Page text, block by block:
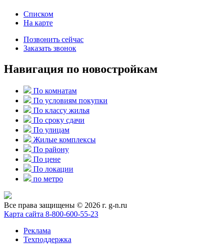
Списком
На карте
Позвонить сейчас
Заказать звонок
Навигация по новостройкам
По комнатам
По условиям покупки
По классу жилья
По сроку сдачи
По улицам
Жилые комплексы
По району
По цене
По локации
по метро
Все права защищены © 2026 г. g-n.ru
Карта сайта 8-800-600-55-23
Реклама
Техподдержка